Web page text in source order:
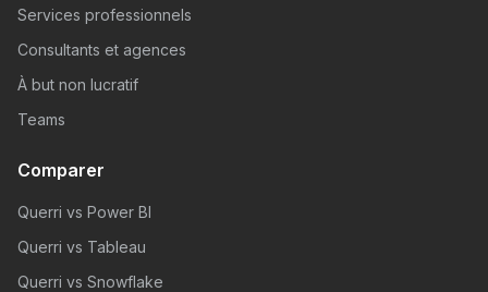
Services professionnels
Consultants et agences
À but non lucratif
Teams
Comparer
Querri vs Power BI
Querri vs Tableau
Querri vs Snowflake